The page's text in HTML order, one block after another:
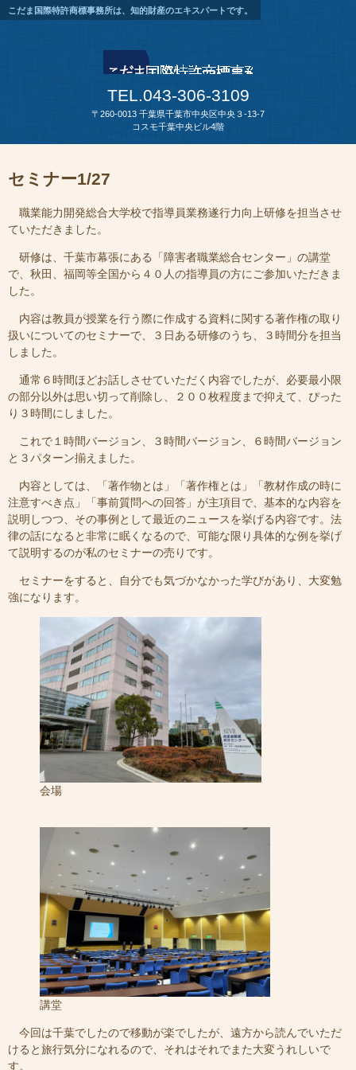
こだま国際特許商標事務所は、知的財産のエキスパートです。
TEL.043-306-3109
〒260-0013 千葉県千葉市中央区中央３-13-7
コスモ千葉中央ビル4階
セミナー1/27
職業能力開発総合大学校で指導員業務遂行力向上研修を担当させ
ていただきました。
研修は、千葉市幕張にある「障害者職業総合センター」の講堂
で、秋田、福岡等全国から４０人の指導員の方にご参加いただきま
した。
内容は教員が授業を行う際に作成する資料に関する著作権の取り
扱いについてのセミナーで、３日ある研修のうち、３時間分を担当
しました。
通常６時間ほどお話しさせていただく内容でしたが、必要最小限
の部分以外は思い切って削除し、２００枚程度まで抑えて、ぴった
り３時間にしました。
これで１時間バージョン、３時間バージョン、６時間バージョン
と３パターン揃えました。
内容としては、「著作物とは」「著作権とは」「教材作成の時に
注意すべき点」「事前質問への回答」が主項目で、基本的な内容を
説明しつつ、その事例として最近のニュースを挙げる内容です。法
律の話になると非常に眠くなるので、可能な限り具体的な例を挙げ
て説明するのが私のセミナーの売りです。
セミナーをすると、自分でも気づかなかった学びがあり、大変勉
強になります。
会場
講堂
今回は千葉でしたので移動が楽でしたが、遠方から読んでいただ
けると旅行気分になれるので、それはそれでまた大変うれしいで
す。